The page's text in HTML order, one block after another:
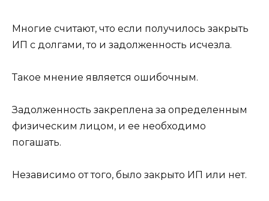
Многие считают, что если получилось закрыть
ИП с долгами, то и задолженность исчезла.
Такое мнение является ошибочным.
Задолженность закреплена за определенным
физическим лицом, и ее необходимо
погашать.
Независимо от того, было закрыто ИП или нет.